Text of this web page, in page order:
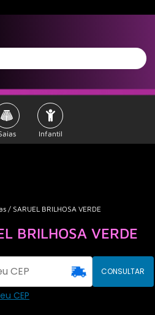
Infantil
/ SARUEL BRILHOSA VERDE
BRILHOSA VERDE
CONSULTAR
CEP